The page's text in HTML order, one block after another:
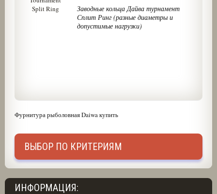
Заводные кольца Дайва турнамент
Сплит Ринг (разные диаметры и
допустимые нагрузки)
Фурнитура рыболовная Daiwa купить
ВЫБОР ПО КРИТЕРИЯМ
ИНФОРМАЦИЯ: